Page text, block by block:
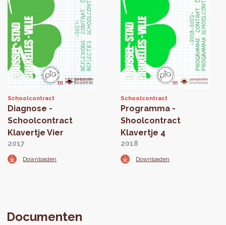
Schoolcontract
Diagnose -
Schoolcontract
Klavertje Vier
2017
Downloaden
Schoolcontract
Programma -
Shoolcontract
Klavertje 4
2018
Downloaden
Documenten